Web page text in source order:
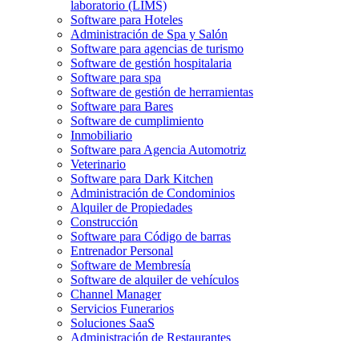
laboratorio (LIMS)
Software para Hoteles
Administración de Spa y Salón
Software para agencias de turismo
Software de gestión hospitalaria
Software para spa
Software de gestión de herramientas
Software para Bares
Software de cumplimiento
Inmobiliario
Software para Agencia Automotriz
Veterinario
Software para Dark Kitchen
Administración de Condominios
Alquiler de Propiedades
Construcción
Software para Código de barras
Entrenador Personal
Software de Membresía
Software de alquiler de vehículos
Channel Manager
Servicios Funerarios
Soluciones SaaS
Administración de Restaurantes